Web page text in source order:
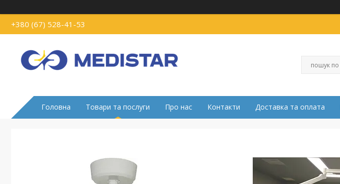
+380 (67) 528-41-53
Головна Товари та послуги Про нас Контакти Доставка та оплата